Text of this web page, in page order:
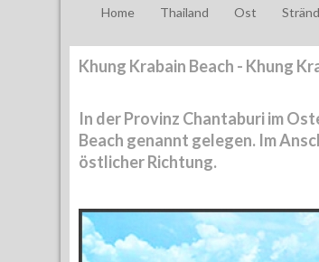
Home Thailand Ost
Khung Krabain Beach - Khung
In der Provinz Chantaburi im
Beach genannt gelegen. Im
östlicher Richtung.